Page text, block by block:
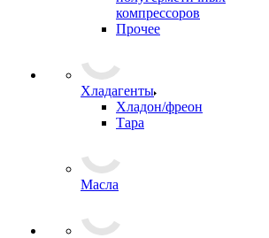
компрессоров
Прочее
Хладагенты
Хладон/фреон
Тара
Масла